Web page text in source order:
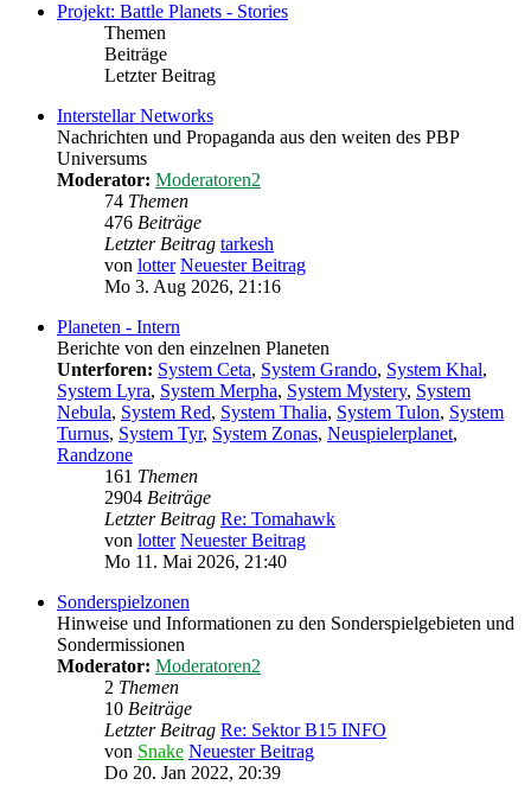
Projekt: Battle Planets - Stories
Themen
Beiträge
Letzter Beitrag
Interstellar Networks
Nachrichten und Propaganda aus den weiten des PBP
Universums
Moderator: Moderatoren2
74 Themen
476 Beiträge
Letzter Beitrag tarkesh
von lotter Neuester Beitrag
Mo 3. Aug 2026, 21:16
Planeten - Intern
Berichte von den einzelnen Planeten
Unterforen: System Ceta, System Grando, System Khal,
System Lyra, System Merpha, System Mystery, System
Nebula, System Red, System Thalia, System Tulon, System
Turnus, System Tyr, System Zonas, Neuspielerplanet,
Randzone
161 Themen
2904 Beiträge
Letzter Beitrag Re: Tomahawk
von lotter Neuester Beitrag
Mo 11. Mai 2026, 21:40
Sonderspielzonen
Hinweise und Informationen zu den Sonderspielgebieten und
Sondermissionen
Moderator: Moderatoren2
2 Themen
10 Beiträge
Letzter Beitrag Re: Sektor B15 INFO
von Snake Neuester Beitrag
Do 20. Jan 2022, 20:39